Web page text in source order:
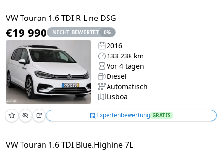
VW Touran 1.6 TDI R-Line DSG
€19 990 NICHT BEWERTET 0%
2016
133 238 km
Vor 4 tagen
Diesel
Automatisch
Lisboa
Expertenbewertung GRATIS
VW Touran 1.6 TDI Blue.Highine 7L